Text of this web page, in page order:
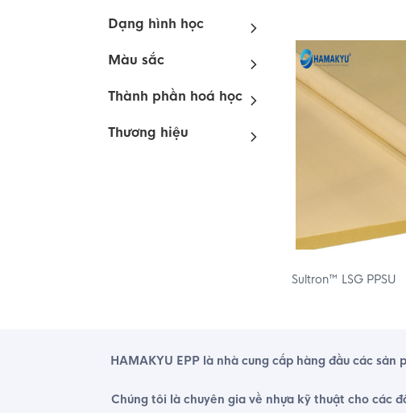
Dạng hình học
Màu sắc
Thành phần hoá học
Thương hiệu
Sultron™ LSG PPSU
HAMAKYU EPP là nhà cung cấp hàng đầu các
Chúng tôi là chuyên gia về nhựa kỹ thuật cho các